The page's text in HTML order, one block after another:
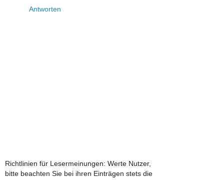
Antworten
Richtlinien für Lesermeinungen: Werte Nutzer,
bitte beachten Sie bei ihren Einträgen stets die